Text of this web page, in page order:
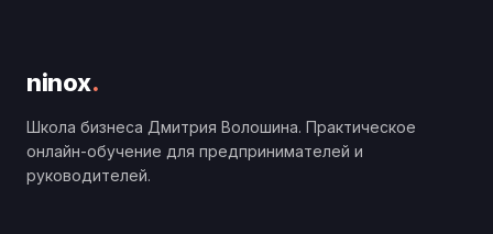
ninox.
Школа бизнеса Дмитрия Волошина. Практическое
онлайн-обучение для предпринимателей и
руководителей.